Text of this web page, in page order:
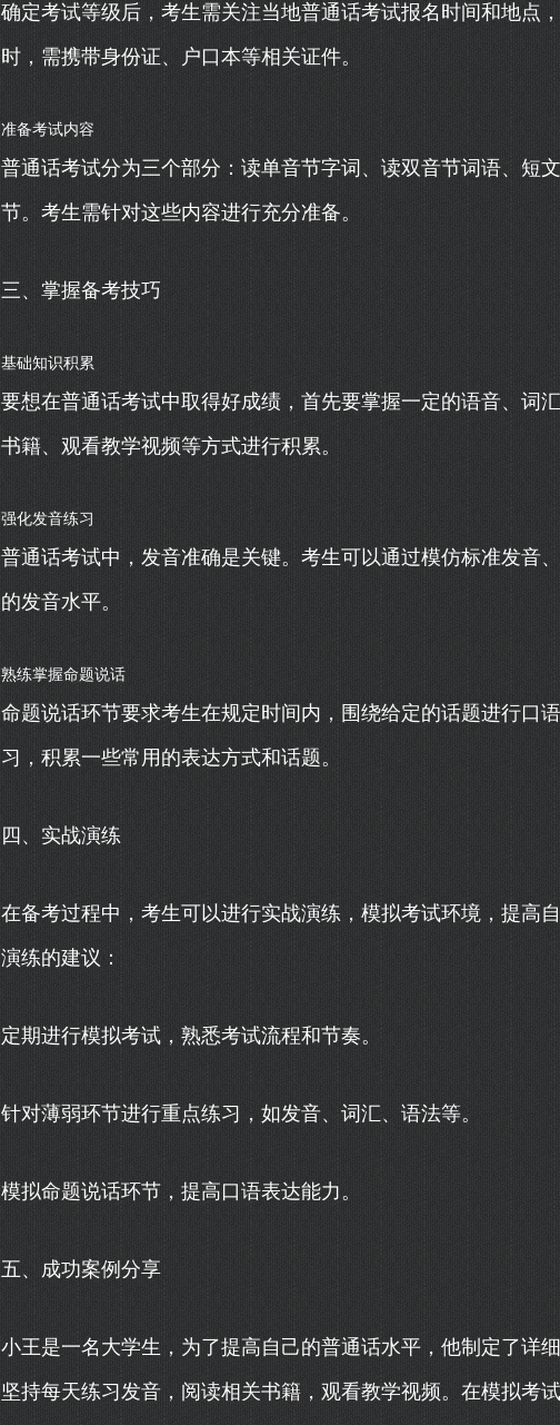
确定考试等级后，考生需关注当地普通话考试报名时间和地点
时，需携带身份证、户口本等相关证件。
准备考试内容
普通话考试分为三个部分：读单音节字词、读双音节词语、短
节。考生需针对这些内容进行充分准备。
三、掌握备考技巧
基础知识积累
要想在普通话考试中取得好成绩，首先要掌握一定的语音、词
书籍、观看教学视频等方式进行积累。
强化发音练习
普通话考试中，发音准确是关键。考生可以通过模仿标准发音
的发音水平。
熟练掌握命题说话
命题说话环节要求考生在规定时间内，围绕给定的话题进行口
习，积累一些常用的表达方式和话题。
四、实战演练
在备考过程中，考生可以进行实战演练，模拟考试环境，提高
演练的建议：
定期进行模拟考试，熟悉考试流程和节奏。
针对薄弱环节进行重点练习，如发音、词汇、语法等。
模拟命题说话环节，提高口语表达能力。
五、成功案例分享
小王是一名大学生，为了提高自己的普通话水平，他制定了详
坚持每天练习发音，阅读相关书籍，观看教学视频。在模拟考